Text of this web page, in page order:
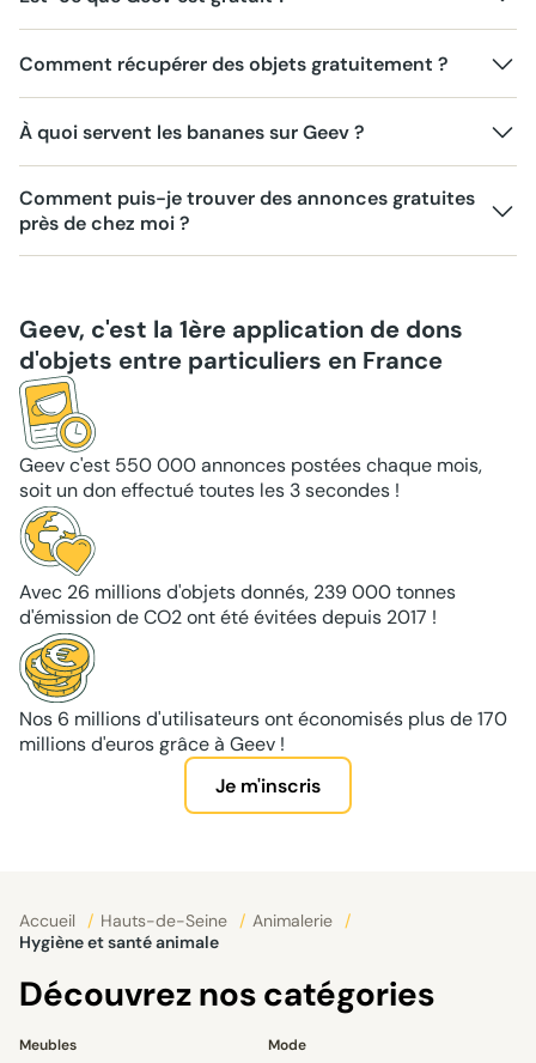
Comment récupérer des objets gratuitement ?
À quoi servent les bananes sur Geev ?
Comment puis-je trouver des annonces gratuites
près de chez moi ?
Geev, c'est la 1ère application de dons
d'objets entre particuliers en France
Geev c'est 550 000 annonces postées chaque mois,
soit un don effectué toutes les 3 secondes !
Avec 26 millions d'objets donnés, 239 000 tonnes
d'émission de CO2 ont été évitées depuis 2017 !
Nos 6 millions d'utilisateurs ont économisés plus de 170
millions d'euros grâce à Geev !
Je m'inscris
Accueil / Hauts-de-Seine / Animalerie
/
Hygiène et santé animale
Découvrez nos catégories
Meubles
Mode